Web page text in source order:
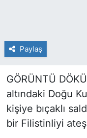
Paylaş
GÖRÜNTÜ
altındaki Doğu
kişiye bıçaklı
bir Filistinliyi